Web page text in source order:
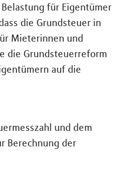
für Eigentümer
die Grundsteuer in
Mieterinnen und
die Grundsteuerreform
auf die
und dem
Berechnung der